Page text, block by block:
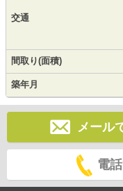
交通
間取り(面積)
築年月
メール
電